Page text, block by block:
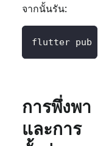
จากนั้นรัน:
flutter pub get
การพึ่งพา
และการ